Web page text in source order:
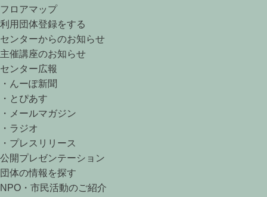
フロアマップ
利用団体登録をする
センターからのお知らせ
主催講座のお知らせ
センター広報
・んーぽ新聞
・とぴあす
・メールマガジン
・ラジオ
・プレスリリース
公開プレゼンテーション
団体の情報を探す
NPO・市民活動のご紹介